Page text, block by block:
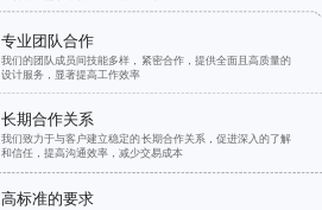
专业团队合作
我们的团队成员间技能多样，紧密合作，提供全面且高质量的
设计服务，显著提高工作效率
长期合作关系
我们致力于与客户建立稳定的长期合作关系，促进深入的了解
和信任，提高沟通效率，减少交易成本
高标准的要求